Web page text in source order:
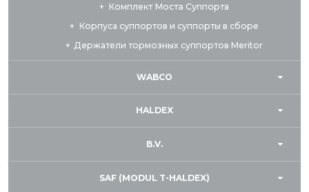
Комплект Мостa Суппорта
Корпуса суппортов и суппорты в сборе
Держатели тормозных суппортов Meritor
WABCO
HALDEX
B.V.
SAF (MODUL T-HALDEX)